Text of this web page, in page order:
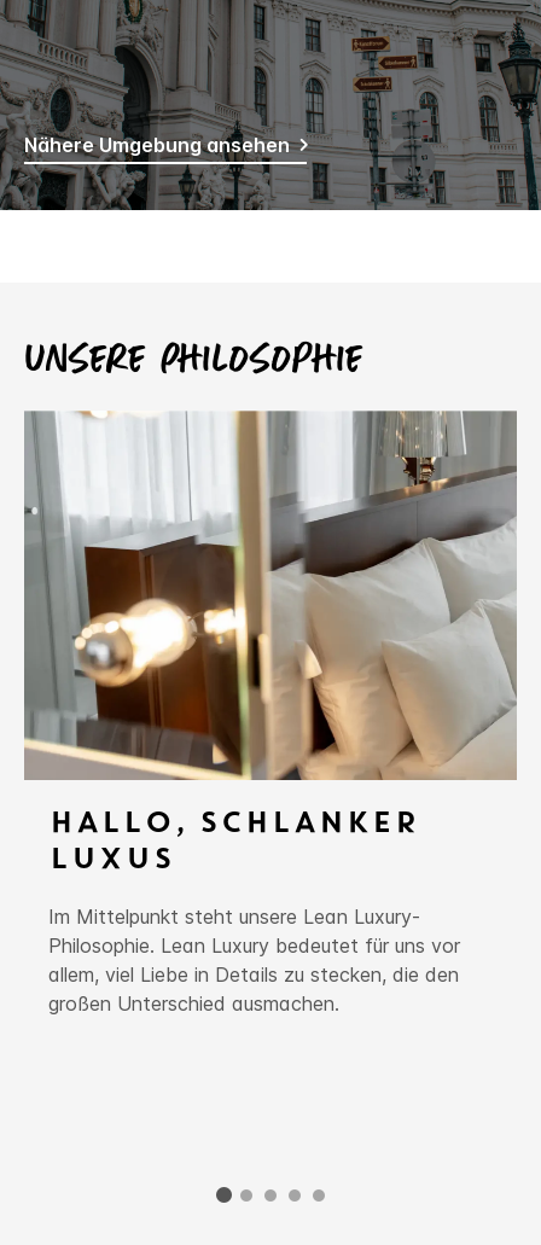
Nähere Umgebung ansehen
Unsere Philosophie
HALLO, SCHLANKER
LUXUS
Im Mittelpunkt steht unsere Lean Luxury-
Philosophie. Lean Luxury bedeutet für uns vor
allem, viel Liebe in Details zu stecken, die den
großen Unterschied ausmachen.